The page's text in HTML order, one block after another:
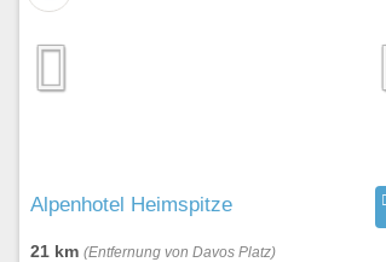
Alpenhotel Heimspitze
21 km (Entfernung von Davos Platz)